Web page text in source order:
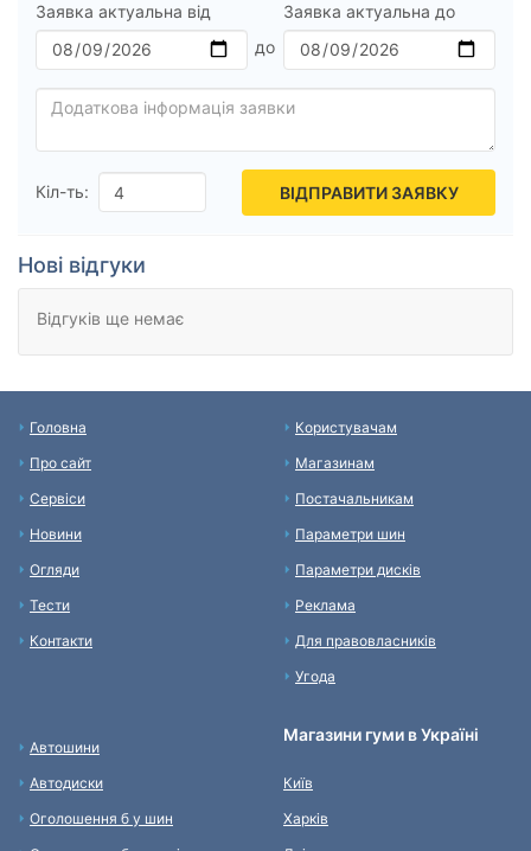
Заявка актуальна від Заявка актуальна до
Кіл-ть: ВІДПРАВИТИ ЗАЯВКУ
Нові відгуки
Відгуків ще немає
Тип диска
Скинути Підібрати
Головна
Про сайт
Сервіси
Новини
Огляди
Тести
Контакти
Користувачам
Магазинам
Постачальникам
Параметри шин
Параметри дисків
Реклама
Для правовласників
Угода
Автошини
Автодиски
Оголошення б у шин
Магазини гуми в Україні
Київ
Харків